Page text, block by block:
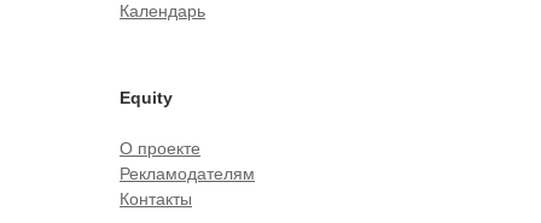
Календарь
Equity
О проекте
Рекламодателям
Контакты